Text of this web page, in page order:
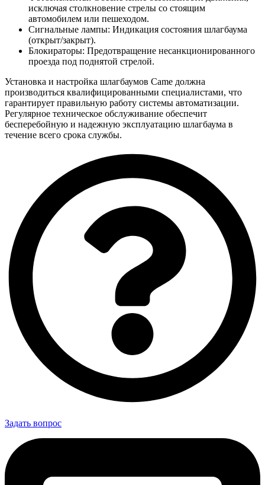
исключая столкновение стрелы со стоящим
автомобилем или пешеходом.
Сигнальные лампы: Индикация состояния шлагбаума
(открыт/закрыт).
Блокираторы: Предотвращение несанкционированного
проезда под поднятой стрелой.
Установка и настройка шлагбаумов Came должна
производиться квалифицированными специалистами, что
гарантирует правильную работу системы автоматизации.
Регулярное техническое обслуживание обеспечит
бесперебойную и надежную эксплуатацию шлагбаума в
течение всего срока службы.
Задать вопрос